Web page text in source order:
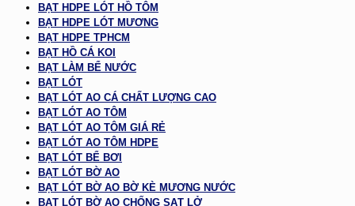
BẠT HDPE LÓT HỒ TÔM
BẠT HDPE LÓT MƯƠNG
BẠT HDPE TPHCM
BẠT HỒ CÁ KOI
BẠT LÀM BỂ NƯỚC
BẠT LÓT
BẠT LÓT AO CÁ CHẤT LƯỢNG CAO
BẠT LÓT AO TÔM
BẠT LÓT AO TÔM GIÁ RẺ
BẠT LÓT AO TÔM HDPE
BẠT LÓT BỂ BƠI
BẠT LÓT BỜ AO
BẠT LÓT BỜ AO BỜ KÈ MƯƠNG NƯỚC
BẠT LÓT BỜ AO CHỐNG SẠT LỞ